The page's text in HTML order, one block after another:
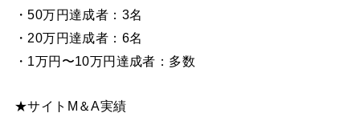
・50万円達成者：3名
・20万円達成者：6名
・1万円〜10万円達成者：多数
★サイトM＆A実績